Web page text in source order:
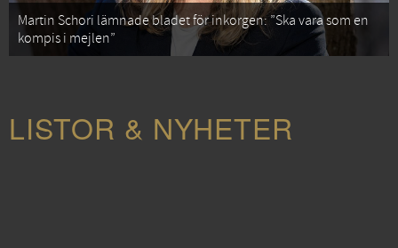
Martin Schori lämnade bladet för inkorgen: ”Ska vara som en
kompis i mejlen”
LISTOR & NYHETER